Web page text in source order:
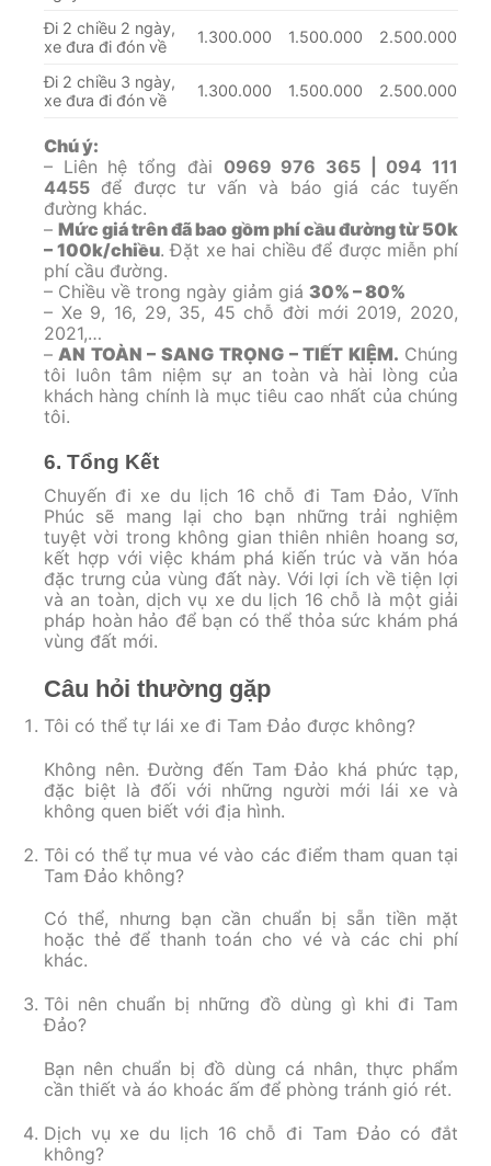
Đi 2 chiều 2 ngày,
xe đưa đi đón về
1.300.000 1.500.000 2.500.000
Đi 2 chiều 3 ngày,
xe đưa đi đón về
1.300.000 1.500.000 2.500.000
Chú ý:
– Liên hệ tổng đài 0969 976 365 | 094 111
4455 để được tư vấn và báo giá các tuyến
đường khác.
–Mức giá trên đã bao gồm phí cầu đường từ 50k
– 100k/chiều. Đặt xe hai chiều để được miễn phí
phí cầu đường.
– Chiều về trong ngày giảm giá 30% – 80%
– Xe 9, 16, 29, 35, 45 chỗ đời mới 2019, 2020,
2021,…
– AN TOÀN – SANG TRỌNG – TIẾT KIỆM. Chúng
tôi luôn tâm niệm sự an toàn và hài lòng của
khách hàng chính là mục tiêu cao nhất của chúng
tôi.
6. Tổng Kết
Chuyến đi xe du lịch 16 chỗ đi Tam Đảo, Vĩnh
Phúc sẽ mang lại cho bạn những trải nghiệm
tuyệt vời trong không gian thiên nhiên hoang sơ,
kết hợp với việc khám phá kiến trúc và văn hóa
đặc trưng của vùng đất này. Với lợi ích về tiện lợi
và an toàn, dịch vụ xe du lịch 16 chỗ là một giải
pháp hoàn hảo để bạn có thể thỏa sức khám phá
vùng đất mới.
Câu hỏi thường gặp
Tôi có thể tự lái xe đi Tam Đảo được không?
Không nên. Đường đến Tam Đảo khá phức tạp,
đặc biệt là đối với những người mới lái xe và
không quen biết với địa hình.
Tôi có thể tự mua vé vào các điểm tham quan tại
Tam Đảo không?
Có thể, nhưng bạn cần chuẩn bị sẵn tiền mặt
hoặc thẻ để thanh toán cho vé và các chi phí
khác.
Tôi nên chuẩn bị những đồ dùng gì khi đi Tam
Đảo?
Bạn nên chuẩn bị đồ dùng cá nhân, thực phẩm
cần thiết và áo khoác ấm để phòng tránh gió rét.
Dịch vụ xe du lịch 16 chỗ đi Tam Đảo có đắt
không?